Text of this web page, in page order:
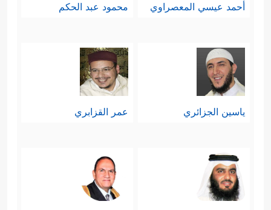
أحمد عيسي المعصراوي محمود عبد الحكم
ياسين الجزائري عمر القزابري